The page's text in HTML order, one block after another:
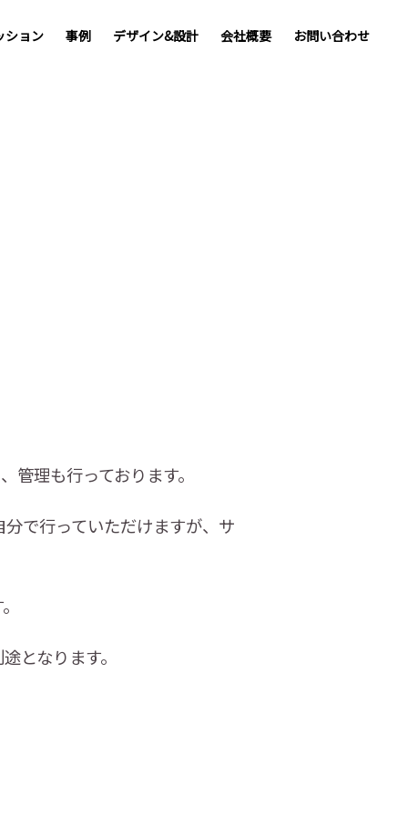
ション 事例 デザイン&設計 会社概要 お問い合わせ
理も行っております。
で行っていただけますが、サ
となります。